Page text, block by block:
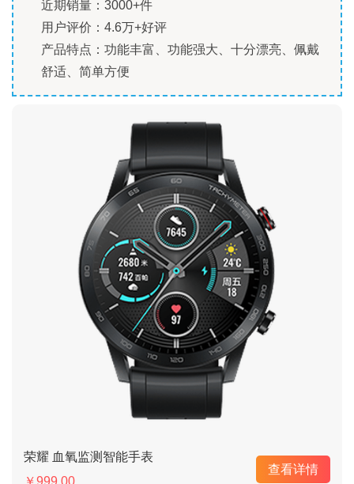
近期销量：3000+件
用户评价：4.6万+好评
产品特点：功能丰富、功能强大、十分漂亮、佩戴
舒适、简单方便
荣耀 血氧监测智能手表
查看详情